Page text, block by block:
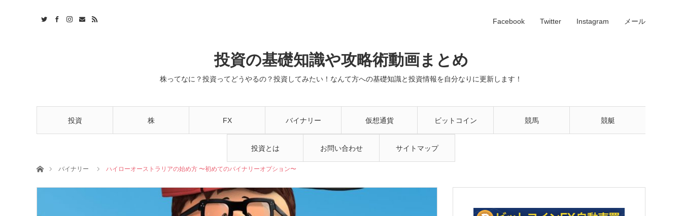
投資の基礎知識や攻略術動画まとめ
株ってなに？投資ってどうやるの？投資してみたい！なんて方への基礎知識と投資情報を自分なりに更新します！
投資 株 FX バイナリー 仮想通貨 ビットコイン 競馬 競艇
投資とは お問い合わせ サイトマップ
Facebook Twitter Instagram メール
ホームバイナリー ハイローオーストラリアの始め方 〜初めてのバイナリーオプション〜